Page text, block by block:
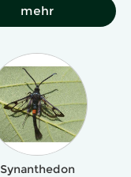
mehr
Synanthedon